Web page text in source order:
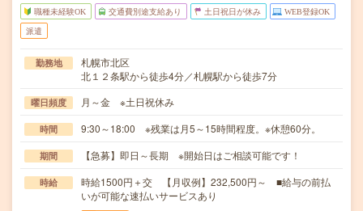
職種未経験OK 交通費別途支給あり 土日祝日が休み WEB登録OK
派遣
勤務地
札幌市北区
北１２条駅から徒歩4分／札幌駅から徒歩7分
曜日頻度 月～金 ※土日祝休み
時間 9:30～18:00 ※残業は月5～15時間程度。※休憩60分。
期間 【急募】即日～長期 ※開始日はご相談可能です！
時給
時給1500円＋交 【月収例】232,500円～ ■給与の前払
いが可能な速払いサービスあり